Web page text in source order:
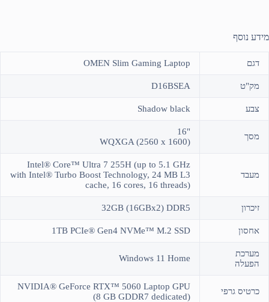
מידע נוסף
דגם OMEN Slim Gaming Laptop
מק"ט D16BSEA
צבע Shadow black
מסך
"16
WQXGA (2560 x 1600)
מעבד
Intel® Core™ Ultra 7 255H (up to 5.1 GHz
with Intel® Turbo Boost Technology, 24 MB L3
cache, 16 cores, 16 threads)
זיכרון 32GB (16GBx2) DDR5
אחסון 1TB PCIe® Gen4 NVMe™ M.2 SSD
מערכת
הפעלה
Windows 11 Home
כרטיס גרפי
NVIDIA® GeForce RTX™ 5060 Laptop GPU
(8 GB GDDR7 dedicated)